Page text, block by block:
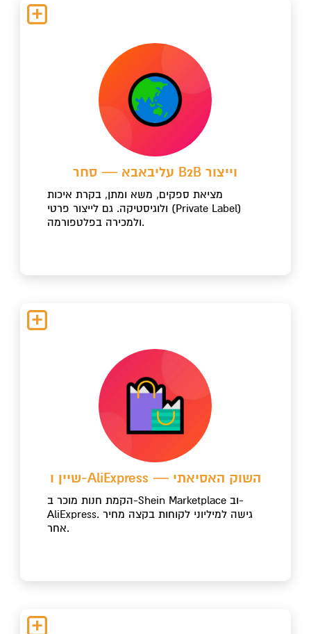
עליבאבא — סחר B2B וייצור
מציאת ספקים, משא ומתן, בקרת איכות
ולוגיסטיקה. גם לייצור פרטי (Private Label)
ולמכירה בפלטפורמה.
שיין ו-AliExpress — השוק האסיאתי
הקמת חנות מוכר ב-Shein Marketplace וב-
AliExpress. גישה למיליוני לקוחות בקצה מחיר
אחר.